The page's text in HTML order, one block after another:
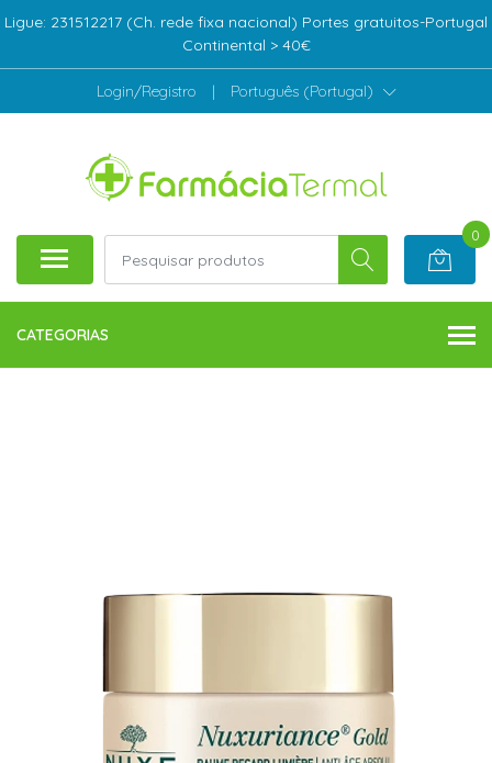
Ligue: 231512217 (Ch. rede fixa nacional) Portes gratuitos-Portugal
Continental > 40€
Login/Registro | Português (Portugal)
0
CATEGORIAS